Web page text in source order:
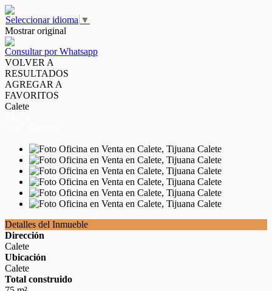
Seleccionar idioma ▼
Mostrar original
Consultar por Whatsapp
VOLVER A
RESULTADOS
AGREGAR A
FAVORITOS
Calete
Detalles del Inmueble
Dirección
Calete
Ubicación
Calete
Total construido